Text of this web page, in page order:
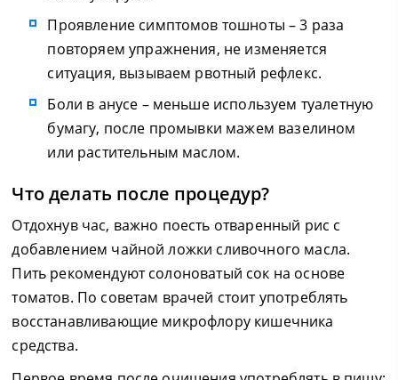
Проявление симптомов тошноты – 3 раза
повторяем упражнения, не изменяется
ситуация, вызываем рвотный рефлекс.
Боли в анусе – меньше используем туалетную
бумагу, после промывки мажем вазелином
или растительным маслом.
Что делать после процедур?
Отдохнув час, важно поесть отваренный рис с
добавлением чайной ложки сливочного масла.
Пить рекомендуют солоноватый сок на основе
томатов. По советам врачей стоит употреблять
восстанавливающие микрофлору кишечника
средства.